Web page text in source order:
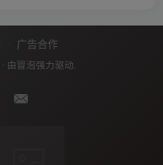
广告合作
· 由 冒泡 强力驱动.